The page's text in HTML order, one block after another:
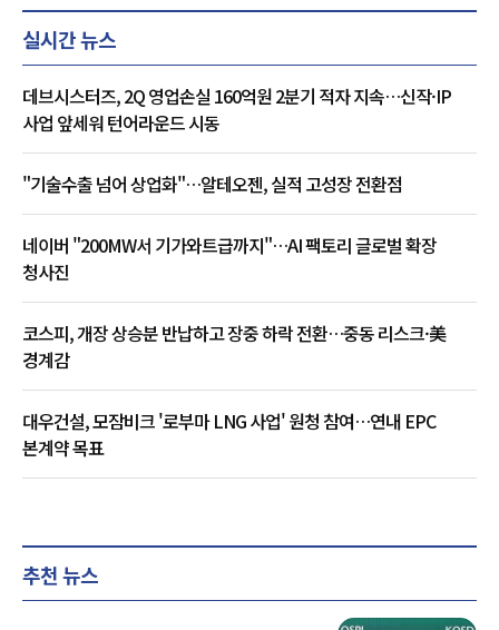
실시간 뉴스
데브시스터즈, 2Q 영업손실 160억원 2분기 적자 지속…신작·IP
사업 앞세워 턴어라운드 시동
"기술수출 넘어 상업화"…알테오젠, 실적 고성장 전환점
네이버 "200MW서 기가와트급까지"…AI 팩토리 글로벌 확장
청사진
코스피, 개장 상승분 반납하고 장중 하락 전환…중동 리스크·美
경계감
대우건설, 모잠비크 '로부마 LNG 사업' 원청 참여…연내 EPC
본계약 목표
추천 뉴스